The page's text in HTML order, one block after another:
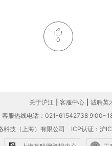
0
关于沪江 客服中心
诚聘英
客服热线电话：021-61542738
科技（上海）有限公司 ICP认证：沪